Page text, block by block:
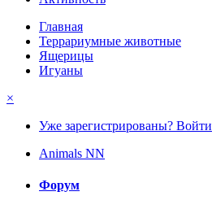
Главная
Террариумные животные
Ящерицы
Игуаны
×
Уже зарегистрированы? Войти
Animals NN
Форум